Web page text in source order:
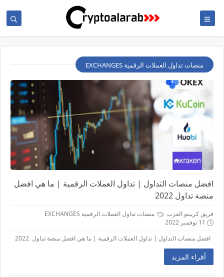
منصات تداول العملات الرقمية EXCHANGES
افضل منصات التداول | تداول العملات الرقمية | ما هي افضل
منصة تداول 2022
فريق كريبتو العرب
منصات تداول العملات الرقمية EXCHANGES
11 نوفمبر 2022
افضل منصات التداول | تداول العملات الرقمية | ما هي افضل منصة تداول 2022
أقراء المزيد